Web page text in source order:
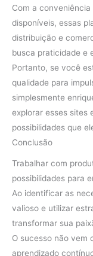
Com a
disponíveis, essas
distribuição e
busca praticidade e
Portanto, se você
qualidade para
simplesmente
explorar esses sites
possibilidades que
Conclusão
Trabalhar com
possibilidades para
Ao identificar as
valioso e utilizar
transformar sua
O sucesso não vem
aprendizado